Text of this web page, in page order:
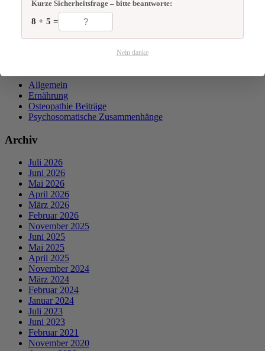
✔ Double-Opt-In · Datenschutz-konform
Allgemein
Ernährung
Osteopathie Beiträge
Psychosomatische Zusammenhänge
Archiv
Juli 2026
Juni 2026
Mai 2026
April 2026
März 2026
Februar 2026
November 2025
Juni 2025
Mai 2025
April 2025
November 2024
März 2024
Februar 2024
Januar 2024
Juli 2023
Juni 2023
Februar 2021
November 2020
Kurze Sicherheitsfrage – bitte beantworte:
8 + 5 =
Nein danke